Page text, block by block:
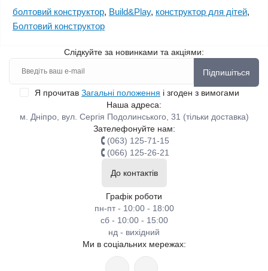
болтовий конструктор, Build&Play, конструктор для дітей,
Болтовий конструктор
Слідкуйте за новинками та акціями:
Підпишіться
Я прочитав Загальні положення і згоден з вимогами
Наша адреса:
м. Дніпро, вул. Сергія Подолинського, 31 (тільки доставка)
Зателефонуйте нам:
(063) 125-71-15
(066) 125-26-21
До контактів
Графік роботи
пн-пт - 10:00 - 18:00
сб - 10:00 - 15:00
нд - вихідний
Ми в соціальних мережах: